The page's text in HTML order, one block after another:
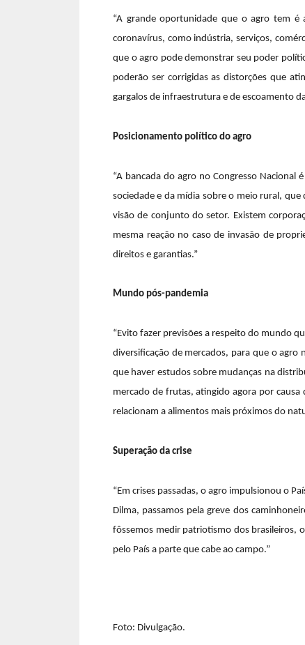
“A grande oportunidade que o agro tem é
coronavírus, como indústria, serviços,
que o agro pode demonstrar seu poder
poderão ser corrigidas as distorções que
gargalos de infraestrutura e de escoamento
Posicionamento político do agro
“A bancada do agro no Congresso
sociedade e da mídia sobre o meio rural,
visão de conjunto do setor. Existem
mesma reação no caso de invasão de
direitos e garantias.”
Mundo pós-pandemia
“Evito fazer previsões a respeito do mundo
diversificação de mercados, para que o
que haver estudos sobre mudanças na
mercado de frutas, atingido agora por
relacionam a alimentos mais próximos do
Superação da crise
“Em crises passadas, o agro impulsionou o
Dilma, passamos pela greve dos
fôssemos medir patriotismo dos brasileiros,
pelo País a parte que cabe ao campo.”
Foto: Divulgação.